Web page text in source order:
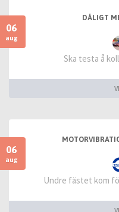
06
aug
DÅLIGT
Ska testa å
06
aug
Undre fästet kom